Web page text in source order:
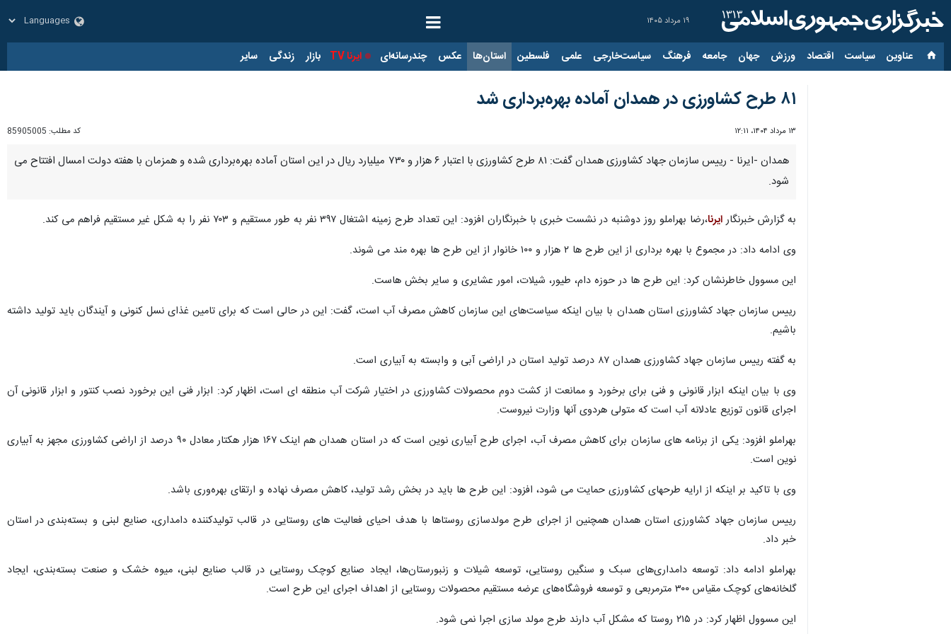
۱۹ مرداد ۱۴۰۵
عناوین‌ سیاست اقتصاد ورزش جهان جامعه فرهنگ سیاست‌خارجی علمی فلسطین استان‌ها عکس چندرسانه‌ای ایرنا TV بازار زندگی سایر
۸۱ طرح کشاورزی در همدان آماده بهره‌برداری شد
۱۳ مرداد ۱۴۰۴، ۱۲:۱۱ کد مطلب: 85905005
همدان -ایرنا - رییس سازمان جهاد کشاورزی همدان گفت: ۸۱ طرح کشاورزی با اعتبار ۶ هزار و ۷۳۰ میلیارد ریال در این استان آماده بهره‌برداری شده و همزمان با هفته دولت امسال افتتاح می
شود.
به گزارش خبرنگارایرنا،رضا بهراملو روز دوشنبه در نشست خبری با خبرنگاران افزود: این تعداد طرح زمینه اشتغال ۳۹۷ نفر به طور مستقیم و ۷۰۳ نفر را به شکل غیر مستقیم فراهم می کند.
وی ادامه داد: در مجموع با بهره برداری از این طرح ها ۲ هزار و ۱۰۰ خانوار از این طرح ها بهره مند می شوند.
این مسوول خاطرنشان کرد: این طرح ها در حوزه دام، طیور، شیلات، امور عشایری و سایر بخش هاست.
رییس سازمان جهاد کشاورزی استان همدان با بیان اینکه سیاست‌های این سازمان کاهش مصرف آب است، گفت: این در حالی است که برای تامین غذای نسل کنونی و آیندگان باید تولید داشته
باشیم.
به گفته رییس سازمان جهاد کشاورزی همدان ۸۷ درصد تولید استان در اراضی آبی و وابسته به آبیاری است.
وی با بیان اینکه ابزار قانونی و فنی برای برخورد و ممانعت از کشت دوم محصولات کشاورزی در اختیار شرکت آب منطقه ای است، اظهار کرد: ابزار فنی این برخورد نصب کنتور و ابزار قانونی آن
اجرای قانون توزیع عادلانه آب است که متولی هردوی آنها وزارت نیروست.
بهراملو افزود: یکی از برنامه های سازمان برای کاهش مصرف آب، اجرای طرح آبیاری نوین است که در استان همدان هم اینک ۱۶۷ هزار هکتار معادل ۹۰ درصد از اراضی کشاورزی مجهز به آبیاری
نوین است.
وی با تاکید بر اینکه از ارایه طرحهای کشاورزی حمایت می شود، افزود: این طرح ها باید در بخش رشد تولید، کاهش مصرف نهاده و ارتقای بهره‌وری باشد.
رییس سازمان جهاد کشاورزی استان همدان همچنین از اجرای طرح مولدسازی روستاها با هدف احیای فعالیت های روستایی در قالب تولیدکننده دامداری، صنایع لبنی و بسته‌بندی در استان
خبر داد.
بهراملو ادامه داد: توسعه دامداری‌های سبک و سنگین روستایی، توسعه شیلات و زنبورستان‌ها، ایجاد صنایع کوچک روستایی در قالب صنایع لبنی، میوه خشک و صنعت بسته‌بندی، ایجاد
گلخانه‌های کوچک مقیاس ۳۰۰ مترمربعی و توسعه فروشگاه‌های عرضه مستقیم محصولات روستایی از اهداف اجرای این طرح است.
این مسوول اظهار کرد: در ۲۱۵ روستا که مشکل آب دارند طرح مولد سازی اجرا نمی شود.